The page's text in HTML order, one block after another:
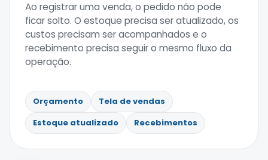
Ao registrar uma venda, o pedido não pode
ficar solto. O estoque precisa ser atualizado, os
custos precisam ser acompanhados e o
recebimento precisa seguir o mesmo fluxo da
operação.
Orçamento
Tela de vendas
Estoque atualizado
Recebimentos